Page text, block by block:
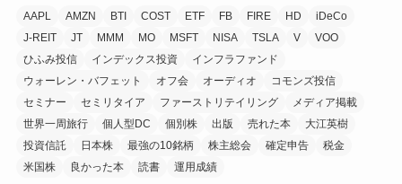
AAPL AMZN BTI COST ETF FB FIRE HD
iDeCo
J-REIT
JT MMM MO MSFT NISA TSLA V
VOO
ひふみ投信
インデックス投資
インフラファンド
ウォーレン・バフェット
オフ会 オーディオ
コモンズ投信
セミナー
セミリタイア ファーストリテイリング
メディア掲載
世界一周旅行
個人型DC 個別株 出版 売れた本
大江英樹
投資信託
日本株 最強の10銘柄 株主総会 確定申告
税金
米国株
良かった本 読書 運用成績